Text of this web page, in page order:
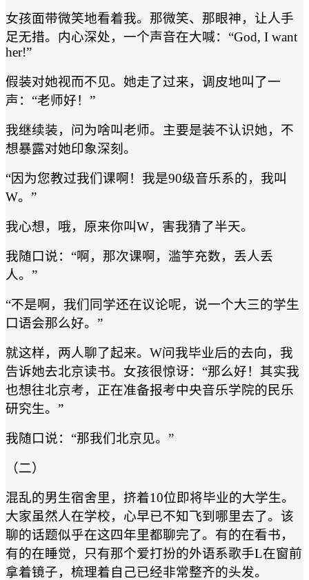
女孩面带微笑地看着我。那微笑、那眼神，让人手
足无措。内心深处，一个声音在大喊：“God, I want
her!”
假装对她视而不见。她走了过来，调皮地叫了一
声：“老师好！”
我继续装，问为啥叫老师。主要是装不认识她，不
想暴露对她印象深刻。
“因为您教过我们课啊！我是90级音乐系的，我叫
W。”
我心想，哦，原来你叫W，害我猜了半天。
我随口说：“啊，那次课啊，滥竽充数，丢人丢
人。”
“不是啊，我们同学还在议论呢，说一个大三的学生
口语会那么好。”
就这样，两人聊了起来。W问我毕业后的去向，我
告诉她去北京读书。女孩很惊讶：“那么好！其实我
也想往北京考，正在准备报考中央音乐学院的民乐
研究生。”
我随口说：“那我们北京见。”
（二）
混乱的男生宿舍里，挤着10位即将毕业的大学生。
大家虽然人在学校，心早已不知飞到哪里去了。该
聊的话题似乎在这四年里都聊完了。有的在看书，
有的在睡觉，只有那个爱打扮的外语系歌手L在窗前
拿着镜子，梳理着自己已经非常整齐的头发。